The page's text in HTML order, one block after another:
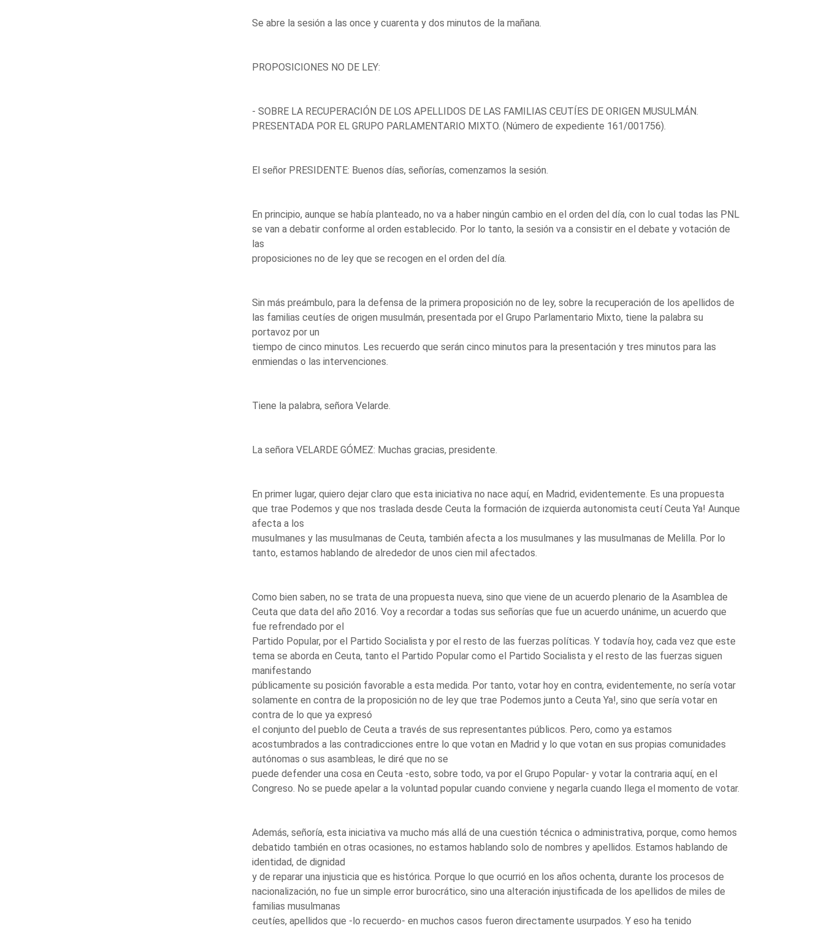
Se abre la sesión a las once y cuarenta y dos minutos de la mañana.
PROPOSICIONES NO DE LEY:
- SOBRE LA RECUPERACIÓN DE LOS APELLIDOS DE LAS FAMILIAS CEUTÍES DE ORIGEN MUSULMÁN.
PRESENTADA POR EL GRUPO PARLAMENTARIO MIXTO. (Número de expediente 161/001756).
El señor PRESIDENTE: Buenos días, señorías, comenzamos la sesión.
En principio, aunque se había planteado, no va a haber ningún cambio en el orden del día, con lo cual todas las PNL
se van a debatir conforme al orden establecido. Por lo tanto, la sesión va a consistir en el debate y votación de
las
proposiciones no de ley que se recogen en el orden del día.
Sin más preámbulo, para la defensa de la primera proposición no de ley, sobre la recuperación de los apellidos de
las familias ceutíes de origen musulmán, presentada por el Grupo Parlamentario Mixto, tiene la palabra su
portavoz por un
tiempo de cinco minutos. Les recuerdo que serán cinco minutos para la presentación y tres minutos para las
enmiendas o las intervenciones.
Tiene la palabra, señora Velarde.
La señora VELARDE GÓMEZ: Muchas gracias, presidente.
En primer lugar, quiero dejar claro que esta iniciativa no nace aquí, en Madrid, evidentemente. Es una propuesta
que trae Podemos y que nos traslada desde Ceuta la formación de izquierda autonomista ceutí Ceuta Ya! Aunque
afecta a los
musulmanes y las musulmanas de Ceuta, también afecta a los musulmanes y las musulmanas de Melilla. Por lo
tanto, estamos hablando de alrededor de unos cien mil afectados.
Como bien saben, no se trata de una propuesta nueva, sino que viene de un acuerdo plenario de la Asamblea de
Ceuta que data del año 2016. Voy a recordar a todas sus señorías que fue un acuerdo unánime, un acuerdo que
fue refrendado por el
Partido Popular, por el Partido Socialista y por el resto de las fuerzas políticas. Y todavía hoy, cada vez que este
tema se aborda en Ceuta, tanto el Partido Popular como el Partido Socialista y el resto de las fuerzas siguen
manifestando
públicamente su posición favorable a esta medida. Por tanto, votar hoy en contra, evidentemente, no sería votar
solamente en contra de la proposición no de ley que trae Podemos junto a Ceuta Ya!, sino que sería votar en
contra de lo que ya expresó
el conjunto del pueblo de Ceuta a través de sus representantes públicos. Pero, como ya estamos
acostumbrados a las contradicciones entre lo que votan en Madrid y lo que votan en sus propias comunidades
autónomas o sus asambleas, le diré que no se
puede defender una cosa en Ceuta -esto, sobre todo, va por el Grupo Popular- y votar la contraria aquí, en el
Congreso. No se puede apelar a la voluntad popular cuando conviene y negarla cuando llega el momento de votar.
Además, señoría, esta iniciativa va mucho más allá de una cuestión técnica o administrativa, porque, como hemos
debatido también en otras ocasiones, no estamos hablando solo de nombres y apellidos. Estamos hablando de
identidad, de dignidad
y de reparar una injusticia que es histórica. Porque lo que ocurrió en los años ochenta, durante los procesos de
nacionalización, no fue un simple error burocrático, sino una alteración injustificada de los apellidos de miles de
familias musulmanas
ceutíes, apellidos que -lo recuerdo- en muchos casos fueron directamente usurpados. Y eso ha tenido